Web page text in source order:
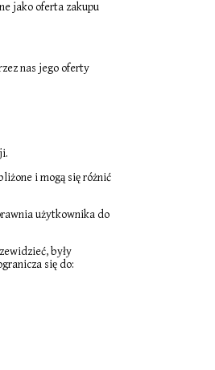
jako oferta zakupu
nas jego oferty
i mogą się różnić
użytkownika do
były
się do: